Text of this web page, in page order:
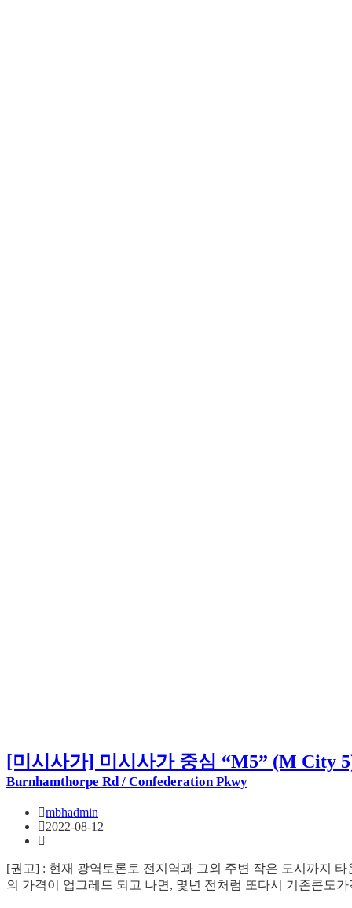
[미시사가] 미시사가 중심 “M5” (M City
Burnhamthorpe Rd / Confederation Pkwy
mbhadmin
2022-08-12
[권고] : 현재 광역토론토 전지역과 그외 주변 작은 도시까지
의 가격이 업그레드 되고 나면, 몇년 전처럼 또다시 기존콘도